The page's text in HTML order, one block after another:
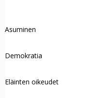
Asuminen
Demokratia
Eläinten oikeudet